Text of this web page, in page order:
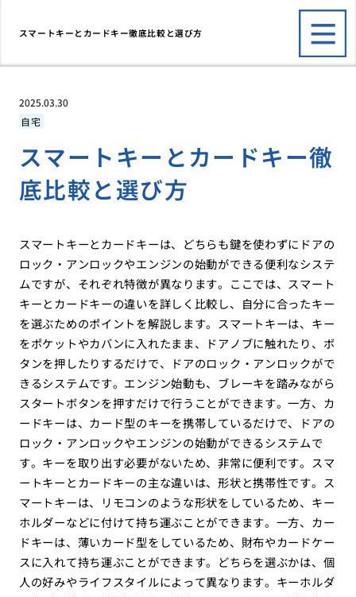
スマートキーとカードキー徹底比較と選び方
2025.03.30
自宅
スマートキーとカードキー徹
底比較と選び方
スマートキーとカードキーは、どちらも鍵を使わずにドアの
ロック・アンロックやエンジンの始動ができる便利なシステ
ムですが、それぞれ特徴が異なります。ここでは、スマート
キーとカードキーの違いを詳しく比較し、自分に合ったキー
を選ぶためのポイントを解説します。スマートキーは、キー
をポケットやカバンに入れたまま、ドアノブに触れたり、ボ
タンを押したりするだけで、ドアのロック・アンロックがで
きるシステムです。エンジン始動も、ブレーキを踏みながら
スタートボタンを押すだけで行うことができます。一方、カ
ードキーは、カード型のキーを携帯しているだけで、ドアの
ロック・アンロックやエンジンの始動ができるシステムで
す。キーを取り出す必要がないため、非常に便利です。スマ
ートキーとカードキーの主な違いは、形状と携帯性です。ス
マートキーは、リモコンのような形状をしているため、キー
ホルダーなどに付けて持ち運ぶことができます。一方、カー
ドキーは、薄いカード型をしているため、財布やカードケー
スに入れて持ち運ぶことができます。どちらを選ぶかは、個
人の好みやライフスタイルによって異なります。キーホルダ